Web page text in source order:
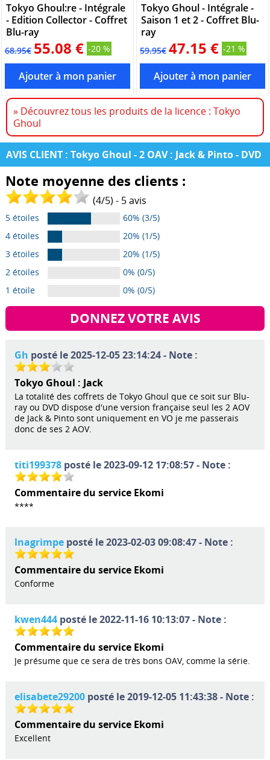
Tokyo Ghoul:re - Intégrale
- Edition Collector - Coffret
Blu-ray
68.95€ 55.08 € -20 %
Tokyo Ghoul - Intégrale -
Saison 1 et 2 - Coffret Blu-
ray
59.95€ 47.15 € -21 %
» Découvrez tous les produits de la licence : Tokyo
Ghoul
AVIS CLIENT : Tokyo Ghoul - 2 OAV : Jack & Pinto - DVD
Note moyenne des clients :
(4/5) - 5avis
5 étoiles
60% (3/5)
4 étoiles
20% (1/5)
3 étoiles
20% (1/5)
2 étoiles
0% (0/5)
1 étoile
0% (0/5)
DONNEZ VOTRE AVIS
Gh posté le 2025-12-05 23:14:24 - Note :
Tokyo Ghoul : Jack
La totalité des coffrets de Tokyo Ghoul que ce soit sur Blu-
ray ou DVD dispose d'une version française seul les 2 AOV
de Jack & Pinto sont uniquement en VO je me passerais
donc de ses 2 AOV.
titi199378posté le 2023-09-12 17:08:57 - Note :
Commentaire du service Ekomi
****
lnagrimpeposté le 2023-02-03 09:08:47 - Note :
Commentaire du service Ekomi
Conforme
kwen444posté le 2022-11-16 10:13:07 - Note :
Commentaire du service Ekomi
Je présume que ce sera de très bons OAV, comme la série.
elisabete29200posté le 2019-12-05 11:43:38 - Note :
Commentaire du service Ekomi
Excellent